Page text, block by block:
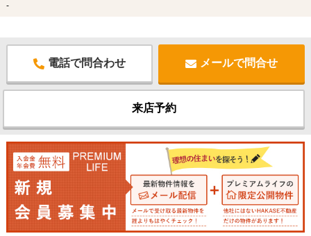
-
電話で問合わせ メールで問合せ
来店予約